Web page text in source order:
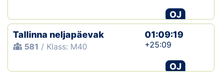
OJ
Tallinna neljapäevak
581 / Klass: M40
01:09:19
+25:09
OJ